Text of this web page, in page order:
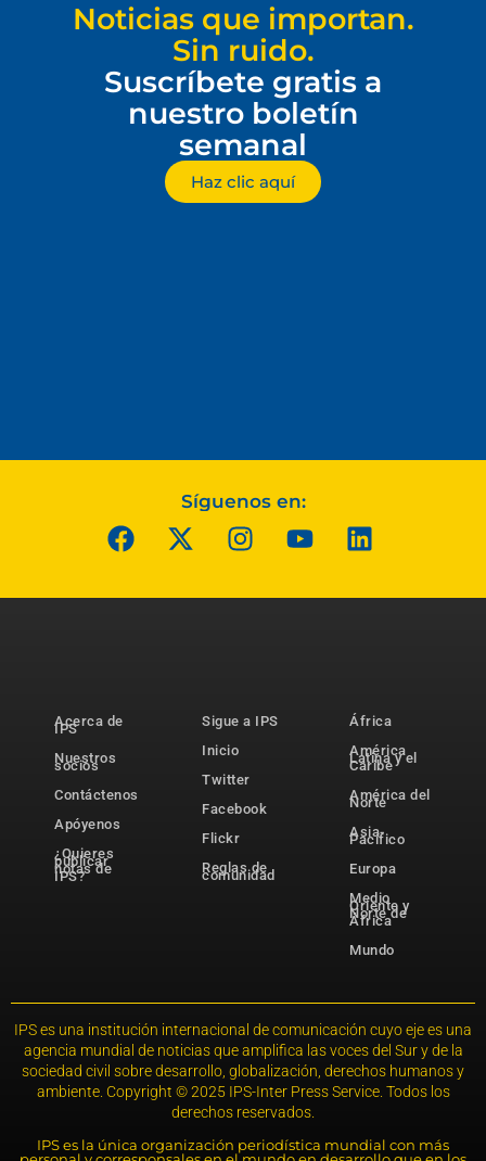
Noticias que importan.
Sin ruido.
Suscríbete gratis a
nuestro boletín
semanal
Haz clic aquí
Síguenos en:
Acerca de
IPS
Nuestros
socios
Contáctenos
Apóyenos
¿Quieres
publicar
notas de
IPS?
Sigue a IPS
Inicio
Twitter
Facebook
Flickr
Reglas de
comunidad
África
América
Latina y el
Caribe
América del
Norte
Asia-
Pacífico
Europa
Medio
Oriente y
Norte de
África
Mundo
IPS es una institución internacional de comunicación cuyo eje es una
agencia mundial de noticias que amplifica las voces del Sur y de la
sociedad civil sobre desarrollo, globalización, derechos humanos y
ambiente. Copyright © 2025 IPS-Inter Press Service. Todos los
derechos reservados.
IPS es la única organización periodística mundial con más